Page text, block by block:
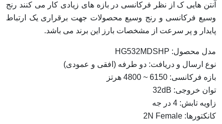
آنتن هایی ک از نظر فرکانسی در بازه های زیادی کار می کنند رنج
وسیع فرکانسی و رنج وسیع محصولات جهت برقراری یک ارتباط
پایدار و پر سرعت از مشخصات بارز این برند می باشد.
مدل محصول: HG532MDSHP
نوع ارسال و دریافت: دو طرفه (افقی و عمودی)
بازه فرکانسی: 6150‍‍ ~ 4800 هرتز
توان خروجی: 32dB
زاویه تابش: 4 در جه
کانکتورها: 2N Female